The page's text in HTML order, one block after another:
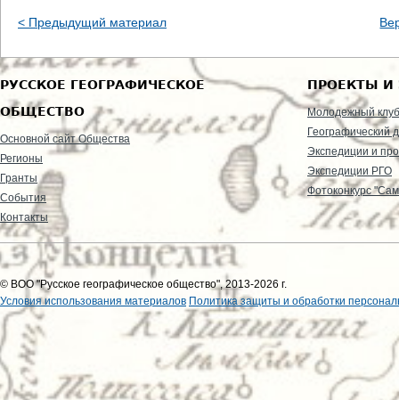
< Предыдущий материал
РУССКОЕ ГЕОГРАФИЧЕСКОЕ
ОБЩЕСТВО
Основной сайт Общества
Регионы
Гранты
События
Контакты
ПРОЕКТЫ И
Молодежный клуб
Географический
Экспедиции и
Экспедиции РГО
Фотоконкурс
© ВОО "Русское географическое общество", 2013-2026 г.
Условия использования материалов Политика защиты и обработки